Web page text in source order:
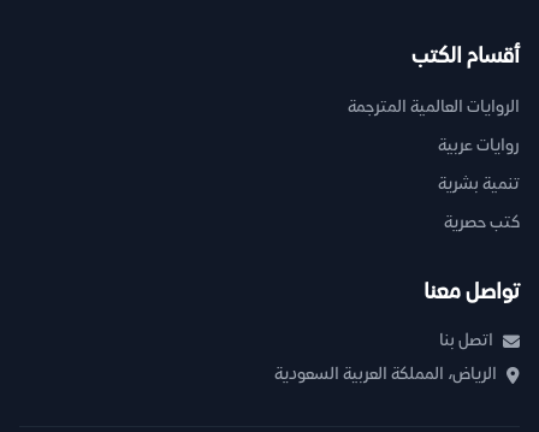
أقسام الكتب
الروايات العالمية المترجمة
روايات عربية
تنمية بشرية
كتب حصرية
تواصل معنا
اتصل بنا
الرياض، المملكة العربية السعودية